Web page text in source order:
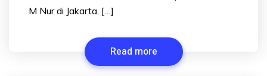
M Nur di Jakarta, […]
Read more